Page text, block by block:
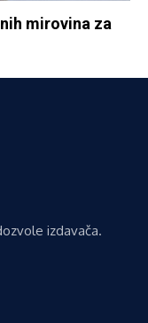
mirovina za
izdavača.